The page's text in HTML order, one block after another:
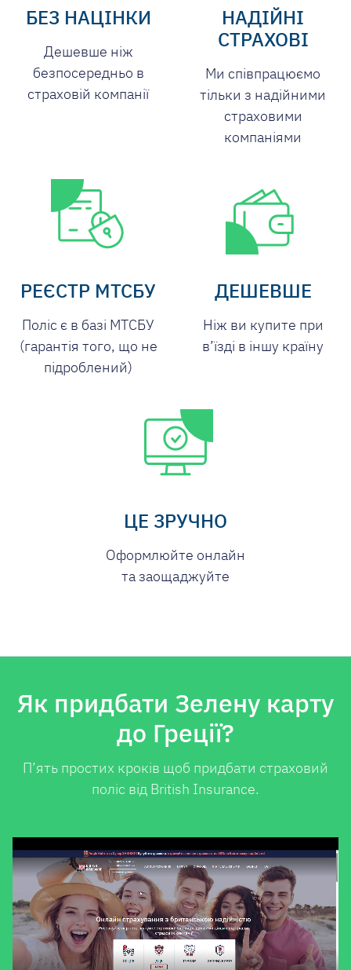
БЕЗ НАЦІНКИ
Дешевше ніж
безпосередньо в
страховій компанії
НАДІЙНІ
СТРАХОВІ
Ми співпрацюємо
тільки з надійними
страховими
компаніями
РЕЄСТР МТСБУ
Поліс є в базі МТСБУ
(гарантія того, що не
підроблений)
ДЕШЕВШЕ
Ніж ви купите при
в’їзді в іншу країну
ЦЕ ЗРУЧНО
Оформлюйте онлайн
та заощаджуйте
Як придбати Зелену карту
до Греції?
П’ять простих кроків щоб придбати страховий
поліс від British Insurance.